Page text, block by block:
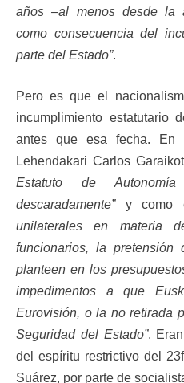
años –al menos desde la
como consecuencia del
parte del Estado”.
Pero es que el
incumplimiento estatutario
antes que esa fecha.
Lehendakari Carlos
Estatuto de
descaradamente”y como
unilaterales en materia
funcionarios, la
planteen en los
impedimentos a que
Eurovisión, o la no retirada
Seguridad del Estado”.
del espíritu restrictivo del
Suárez, por parte de